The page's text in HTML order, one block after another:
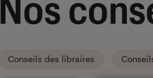
Conseils des libraires